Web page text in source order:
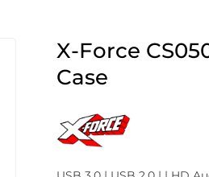
X-Force
Case